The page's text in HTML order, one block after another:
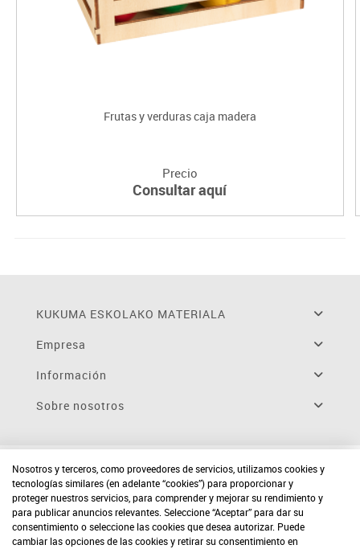
Frutas y verduras caja madera
Precio
Consultar aquí
KUKUMA ESKOLAKO MATERIALA
Empresa
Información
Sobre nosotros
Nosotros y terceros, como proveedores de servicios, utilizamos cookies y
tecnologías similares (en adelante “cookies”) para proporcionar y
proteger nuestros servicios, para comprender y mejorar su rendimiento y
para publicar anuncios relevantes. Seleccione “Aceptar” para dar su
consentimiento o seleccione las cookies que desea autorizar. Puede
cambiar las opciones de las cookies y retirar su consentimiento en